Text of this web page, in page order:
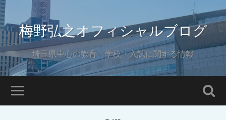
梅野弘之オフィシャルブログ
埼玉県中心の教育・学校・入試に関する情報